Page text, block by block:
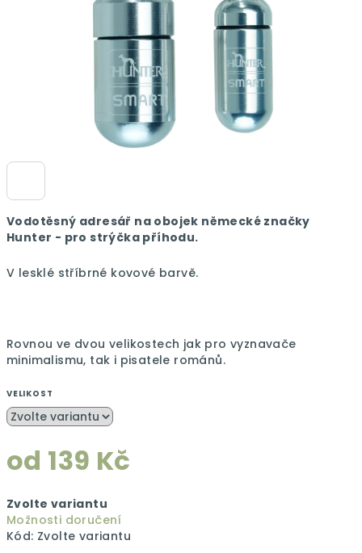
Vodotěsný adresář na obojek německé značky
Hunter - pro strýčka příhodu.
V lesklé stříbrné kovové barvě.
Rovnou ve dvou velikostech jak pro vyznavače
minimalismu, tak i pisatele románů.
VELIKOST
od 139 Kč
cena:
Zvolte variantu
Možnosti doručení
Kód: Zvolte variantu